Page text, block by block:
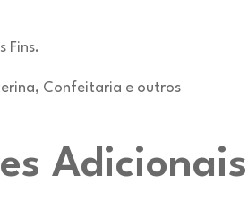
Fins.
Confeitaria e outros
Adicionais